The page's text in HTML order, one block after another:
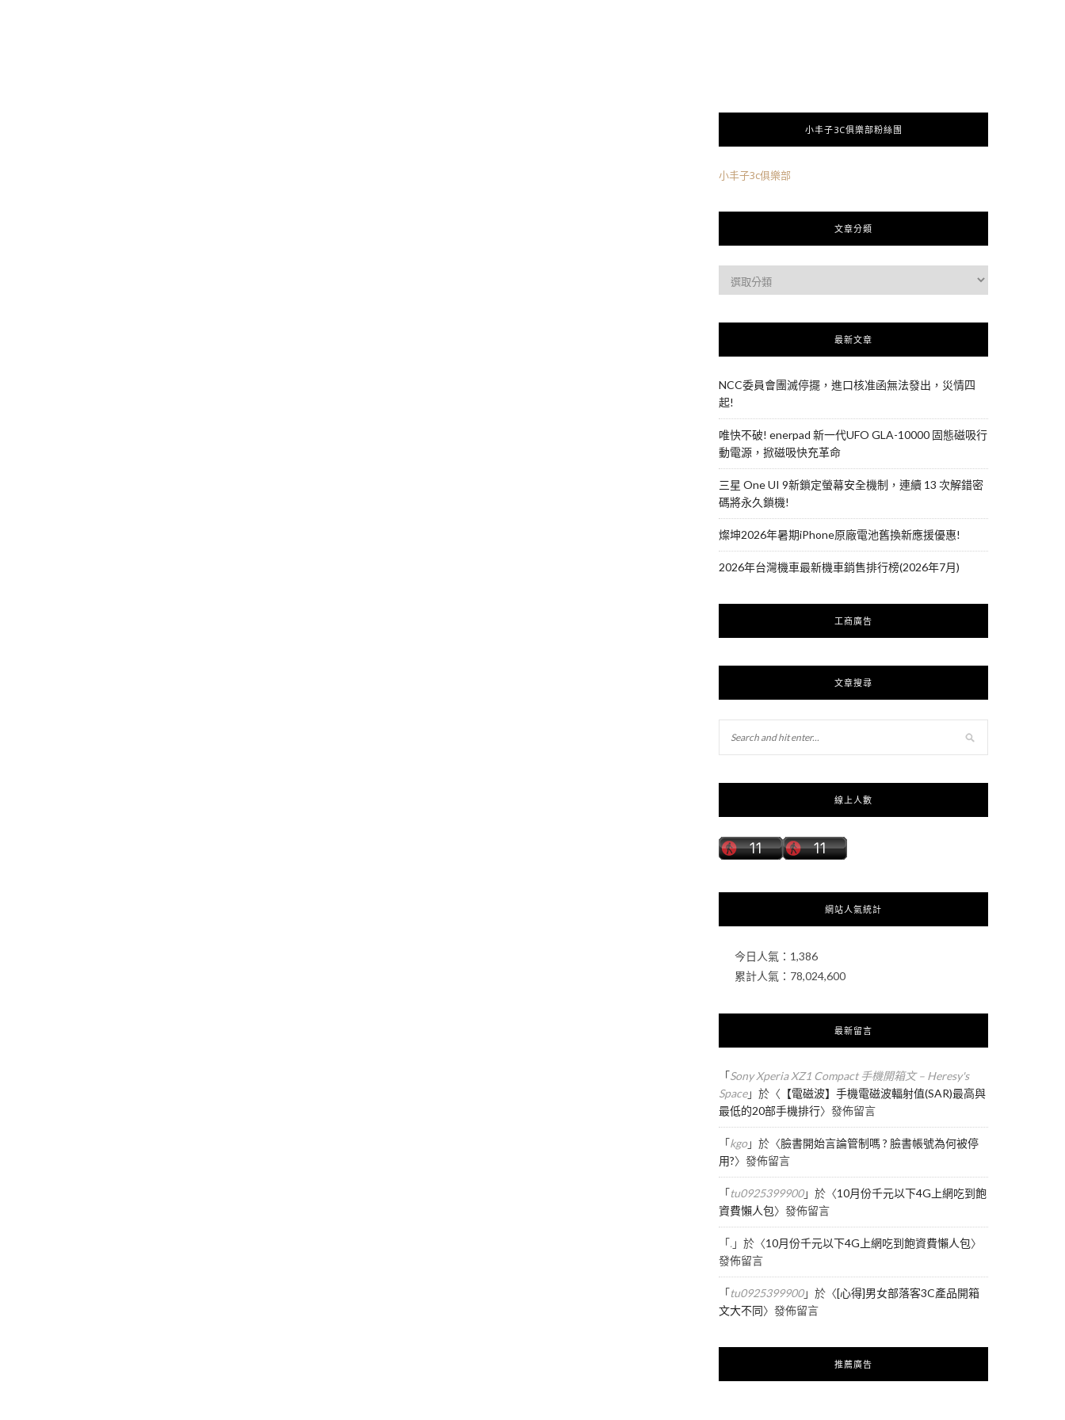
小丰子3C俱樂部粉絲團
小丰子3c俱樂部
文章分類
最新文章
NCC委員會團滅停擺，進口核准函無法發出，災情四
起!
唯快不破! enerpad 新一代UFO GLA-10000 固態磁吸行
動電源，掀磁吸快充革命
三星 One UI 9新鎖定螢幕安全機制，連續 13 次解錯密
碼將永久鎖機!
燦坤2026年暑期iPhone原廠電池舊換新應援優惠!
2026年台灣機車最新機車銷售排行榜(2026年7月)
工商廣告
文章搜尋
線上人數
網站人氣統計
今日人氣： 1,386
累計人氣： 78,024,600
最新留言
「Sony Xperia XZ1 Compact 手機開箱文 – Heresy's
Space」於〈 【電磁波】手機電磁波輻射值(SAR)最高與
最低的20部手機排行〉發佈留言
「kgo」於〈臉書開始言論管制嗎 ? 臉書帳號為何被停
用?〉發佈留言
「tu0925399900」於〈10月份千元以下4G上網吃到飽
資費懶人包〉發佈留言
「.」於〈10月份千元以下4G上網吃到飽資費懶人包〉
發佈留言
「tu0925399900」於〈[心得]男女部落客3C產品開箱
文大不同〉發佈留言
推薦廣告